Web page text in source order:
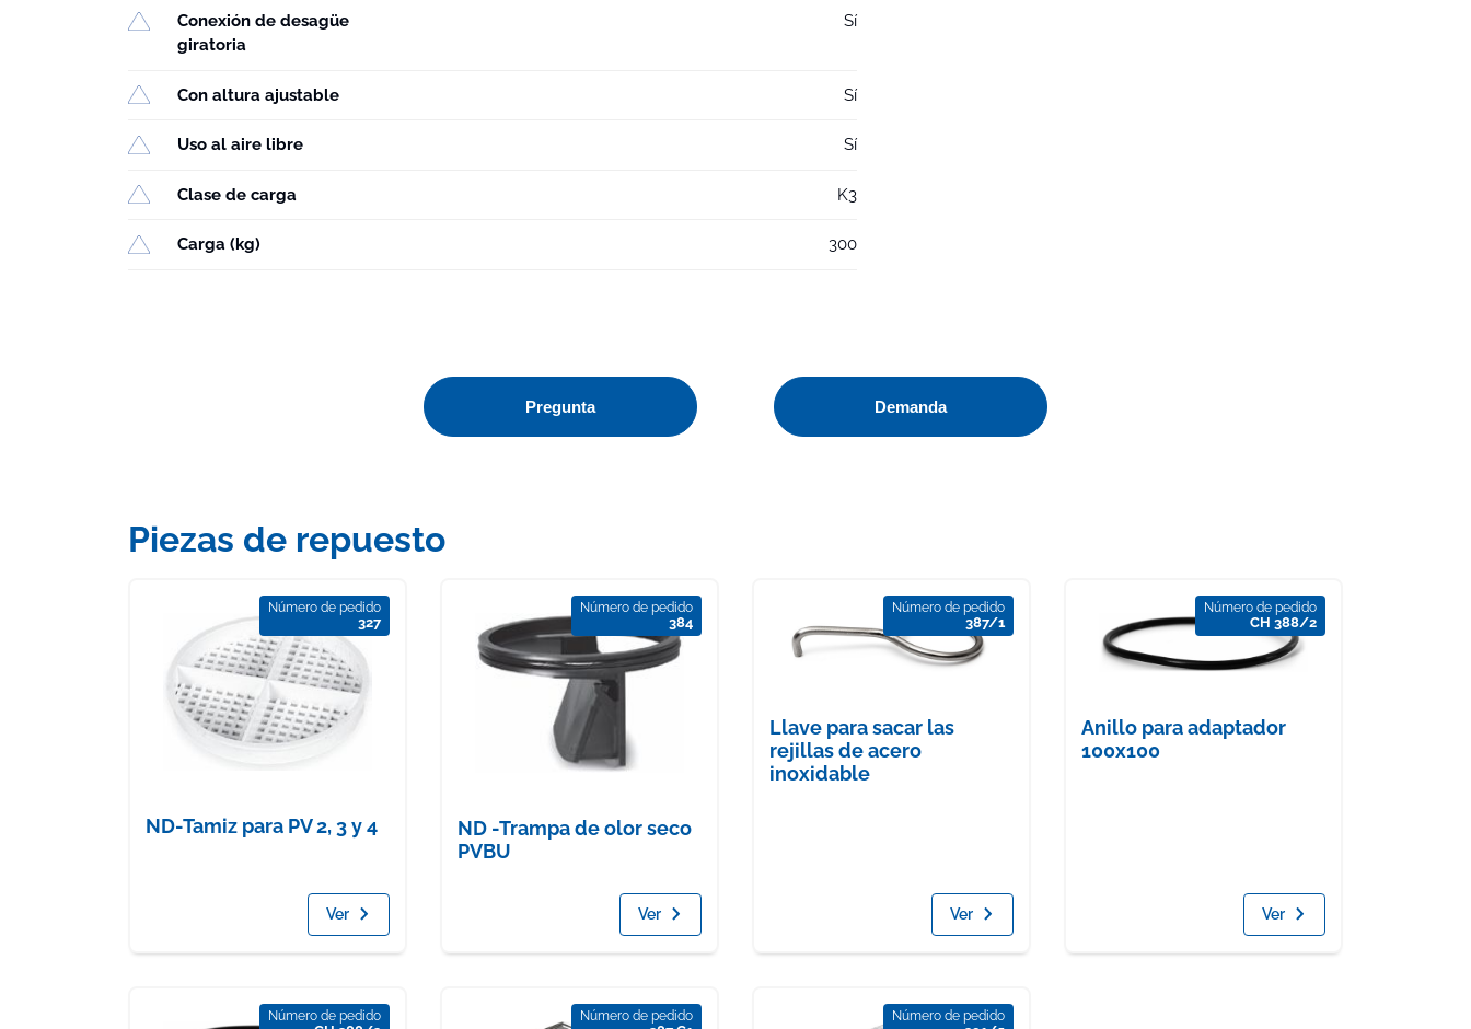
Conexión de desagüe
giratoria
Sí
Con altura ajustable Sí
Uso al aire libre Sí
Clase de carga K3
Carga (kg) 300
Pregunta Demanda
Piezas de repuesto
Número de pedido
327
ND-Tamiz para PV 2, 3 y 4
Ver
Número de pedido
384
ND -Trampa de olor seco
PVBU
Ver
Número de pedido
387/1
Llave para sacar las
rejillas de acero
inoxidable
Ver
Número de pedido
CH 388/2
Anillo para adaptador
100x100
Ver
Número de pedido Número de pedido Número de pedido